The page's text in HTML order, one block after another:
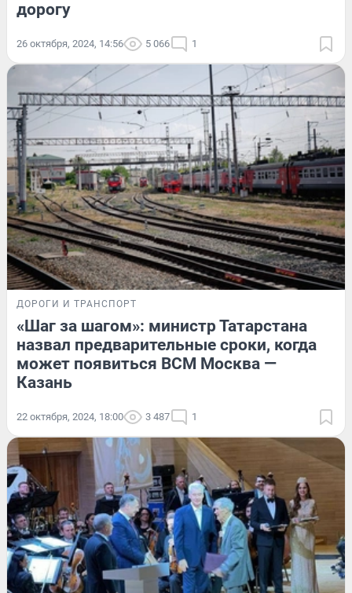
дорогу
26 октября, 2024, 14:56 5 066 1
ДОРОГИ И ТРАНСПОРТ
«Шаг за шагом»: министр Татарстана
назвал предварительные сроки, когда
может появиться ВСМ Москва —
Казань
22 октября, 2024, 18:00 3 487 1